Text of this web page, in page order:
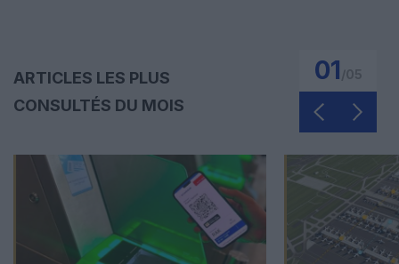
ARTICLES LES PLUS
CONSULTÉS DU MOIS
01